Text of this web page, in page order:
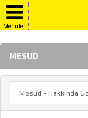
Menuler
MESUD
Mesud - Hakkında